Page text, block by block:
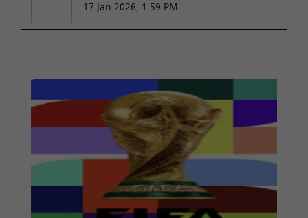
17 Jan 2026, 1:59 PM